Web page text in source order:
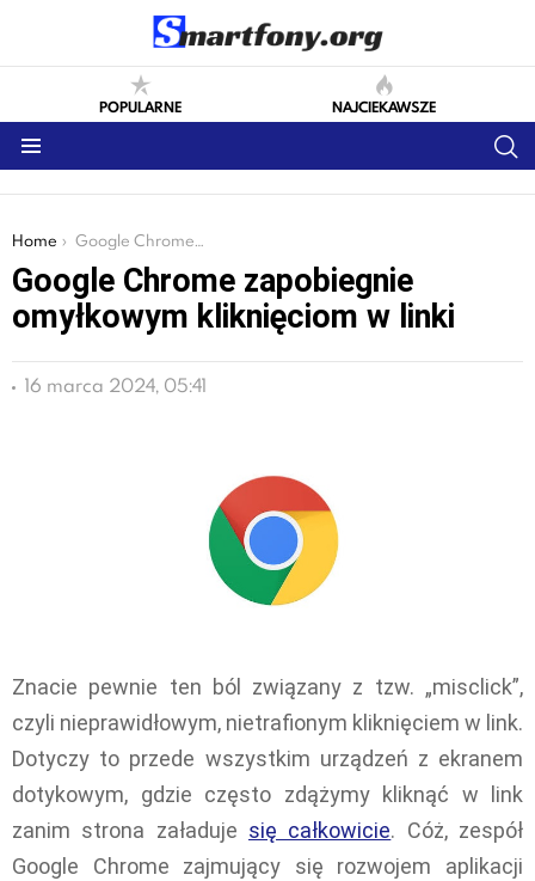
POPULARNE NAJCIEKAWSZE
You are here:
Home Google Chrome zapobiegnie omyłkowym kliknięciom w linki
Google Chrome zapobiegnie
omyłkowym kliknięciom w linki
16 marca 2024, 05:41
Znacie pewnie ten ból związany z tzw. „misclick”,
czyli nieprawidłowym, nietrafionym kliknięciem w link.
Dotyczy to przede wszystkim urządzeń z ekranem
dotykowym, gdzie często zdążymy kliknąć w link
zanim strona załaduje się całkowicie. Cóż, zespół
Google Chrome zajmujący się rozwojem aplikacji